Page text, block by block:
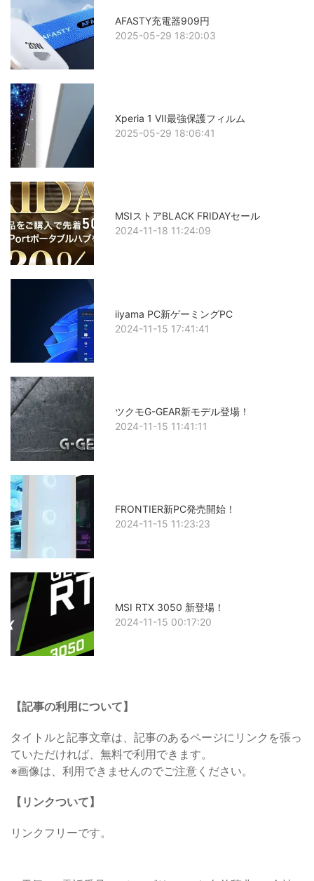
AFASTY充電器909円
2025-05-29 18:20:03
Xperia 1 VII最強保護フィルム
2025-05-29 18:06:41
MSIストアBLACK FRIDAYセール
2024-11-18 11:24:09
iiyama PC新ゲーミングPC
2024-11-15 17:41:41
ツクモG-GEAR新モデル登場！
2024-11-15 11:41:11
FRONTIER新PC発売開始！
2024-11-15 11:23:23
MSI RTX 3050 新登場！
2024-11-15 00:17:20
【記事の利用について】
タイトルと記事文章は、記事のあるページにリンクを張っ
ていただければ、無料で利用できます。
※画像は、利用できませんのでご注意ください。
【リンクついて】
リンクフリーです。